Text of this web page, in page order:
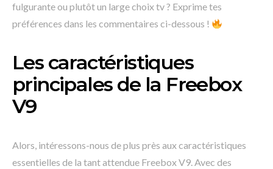
fulgurante ou plutôt un large choix tv ? Exprime tes
préférences dans les commentaires ci-dessous !
Les caractéristiques
principales de la Freebox
V9
Alors, intéressons-nous de plus près aux caractéristiques
essentielles de la tant attendue Freebox V9. Avec des